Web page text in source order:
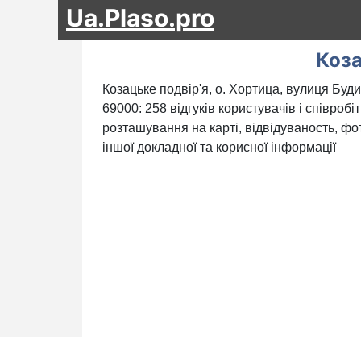
Ua.Plaso.pro
Козацьке подвір'я, о. Хортица, вулиця
69000: 258 відгуків користувачів і
розташування на карті, відвідуваность,
іншої докладної та корисної інформації